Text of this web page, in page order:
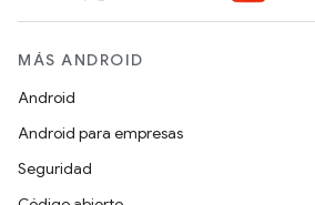
MÁS ANDROID
Android
Android para empresas
Seguridad